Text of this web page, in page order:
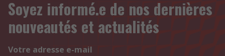
Soyez informé.e de nos dernières
nouveautés et actualités
Votre adresse e-mail